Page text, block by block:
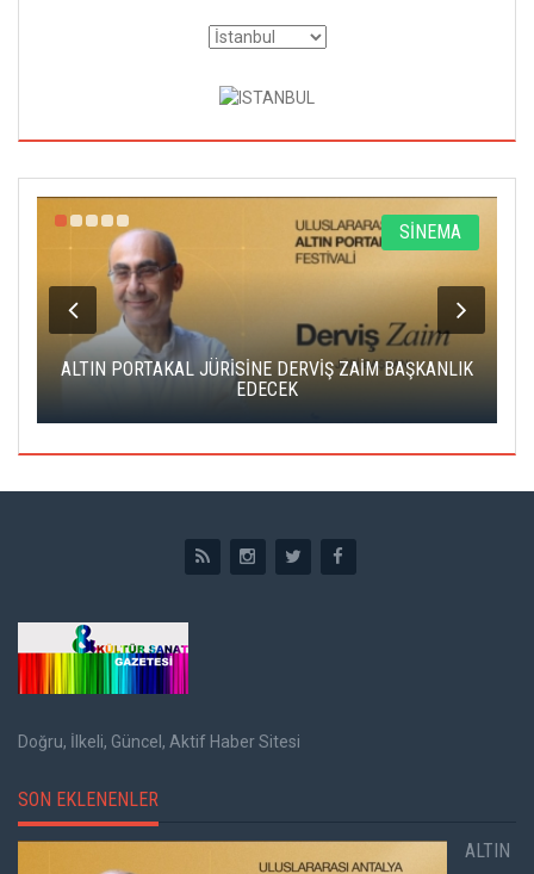
TİYATRO
CAS ÜCRETSİZ KONSERVATUVARLA SAHNENİN YENİ
YÜZLERİ ARANIYOR
Doğru, İlkeli, Güncel, Aktif Haber Sitesi
SON EKLENENLER
ALTIN